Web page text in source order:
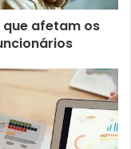
afetam os